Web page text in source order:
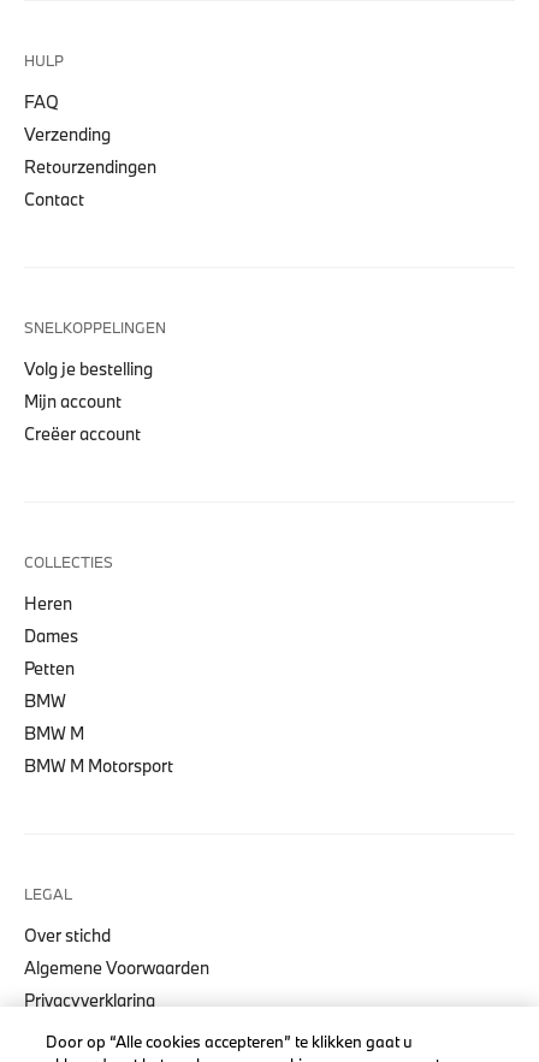
HULP
FAQ
Verzending
Retourzendingen
Contact
SNELKOPPELINGEN
Volg je bestelling
Mijn account
Creëer account
COLLECTIES
Heren
Dames
Petten
BMW
BMW M
BMW M Motorsport
LEGAL
Over stichd
Algemene Voorwaarden
Privacyverklaring
Cookiebeleid
Door op “Alle cookies accepteren” te klikken gaat u